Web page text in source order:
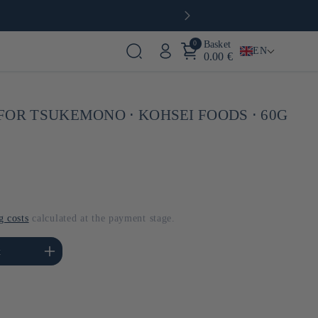
0 Basket
0.00 € EN
TSUKEMONO ⋅ KOHSEI FOODS ⋅ 60G
costs calculated at the payment stage.
the amount of Default
Title